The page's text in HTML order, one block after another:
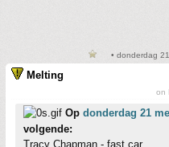
• donderdag
Melting
on
Op donderdag 21
volgende:
Tracy Chapman - fast car